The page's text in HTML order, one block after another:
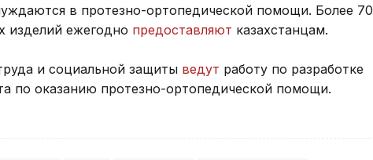
в протезно-ортопедической помощи. Более 70
изделий ежегодно предоставляют казахстанцам.
и социальной защиты ведут работу по разработке
по оказанию протезно-ортопедической помощи.